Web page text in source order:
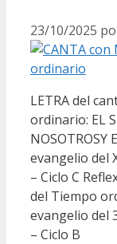
23/10/2025
LETRA del
ordinario: EL
NOSOTROSY
evangelio del
– Ciclo C
del Tiempo
evangelio del
– Ciclo B